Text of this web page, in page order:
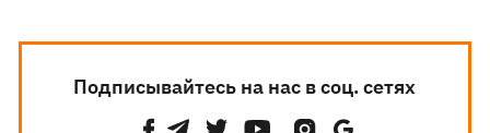
Подписывайтесь на нас в соц. сетях